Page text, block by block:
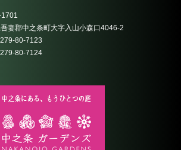
妻郡中之条町大字入山小森口4046-2
80-7123
80-7124